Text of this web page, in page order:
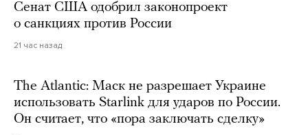
Сенат США одобрил законопроект
о санкциях против России
21 час назад
The Atlantic: Маск не разрешает Украине
использовать Starlink для ударов по России.
Он считает, что «пора заключать сделку»